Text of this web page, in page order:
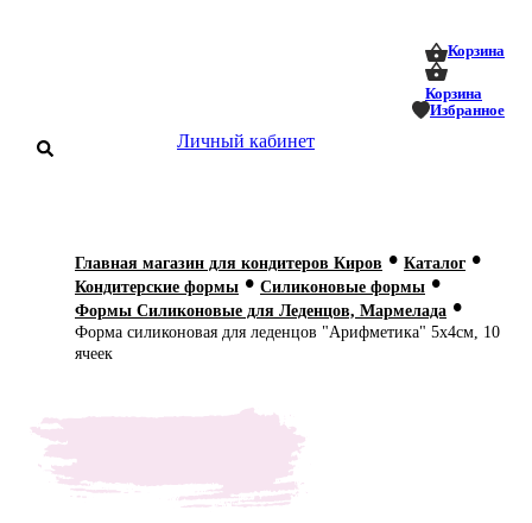
Корзина
Корзина
Избранное
Личный кабинет
Главная магазин для кондитеров Киров • Каталог •
Кондитерские формы • Силиконовые формы •
Формы Силиконовые для Леденцов, Мармелада •
Форма силиконовая для леденцов "Арифметика" 5х4см, 10
ячеек